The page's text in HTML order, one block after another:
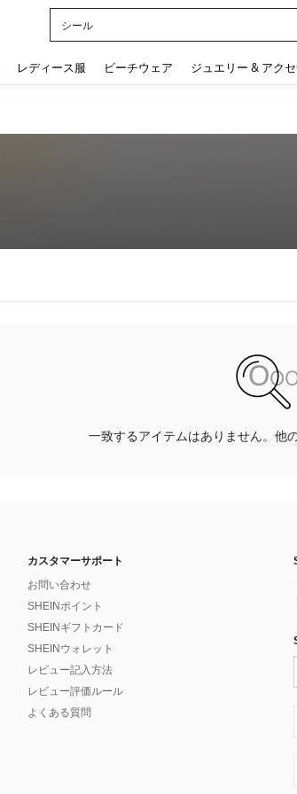
シール
レディース服 ビーチウェア ジュエリー & アク
一致するアイテムはありません。他
カスタマーサポート
お問い合わせ
SHEINポイント
SHEINギフトカード
SHEINウォレット
レビュー記入方法
レビュー評価ルール
よくある質問